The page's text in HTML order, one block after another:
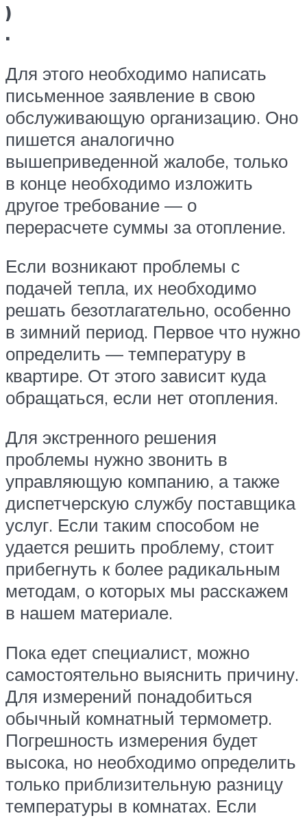
)
.
Для этого необходимо написать
письменное заявление в свою
обслуживающую организацию. Оно
пишется аналогично
вышеприведенной жалобе, только
в конце необходимо изложить
другое требование — о
перерасчете суммы за отопление.
Если возникают проблемы с
подачей тепла, их необходимо
решать безотлагательно, особенно
в зимний период. Первое что нужно
определить — температуру в
квартире. От этого зависит куда
обращаться, если нет отопления.
Для экстренного решения
проблемы нужно звонить в
управляющую компанию, а также
диспетчерскую службу поставщика
услуг. Если таким способом не
удается решить проблему, стоит
прибегнуть к более радикальным
методам, о которых мы расскажем
в нашем материале.
Пока едет специалист, можно
самостоятельно выяснить причину.
Для измерений понадобиться
обычный комнатный термометр.
Погрешность измерения будет
высока, но необходимо определить
только приблизительную разницу
температуры в комнатах. Если